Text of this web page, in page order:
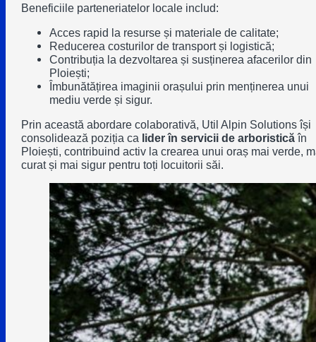
Beneficiile parteneriatelor locale includ:
Acces rapid la resurse și materiale de calitate;
Reducerea costurilor de transport și logistică;
Contribuția la dezvoltarea și susținerea afacerilor din
Ploiești;
Îmbunătățirea imaginii orașului prin menținerea unui
mediu verde și sigur.
Prin această abordare colaborativă, Util Alpin Solutions își
consolidează poziția ca lider în servicii de arboristicăîn
Ploiești, contribuind activ la crearea unui oraș mai verde,
curat și mai sigur pentru toți locuitorii săi.